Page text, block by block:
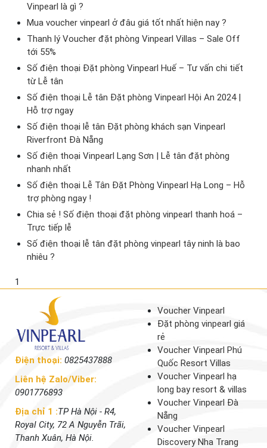
Vinpearl là gì ?
Mua voucher vinpearl ở đâu giá tốt nhất hiện nay ?
Thanh lý Voucher đặt phòng Vinpearl Villas – Sale Off
tới 55%
Số điện thoại Đặt phòng Vinpearl Huế – Tư vấn chi tiết
từ Lễ tân
Số điện thoại Lễ tân Đặt phòng Vinpearl Hội An 2024 |
Hỗ trợ ngay
Số điện thoại lễ tân Đặt phòng khách sạn Vinpearl
Riverfront Đà Nẵng
Số điện thoại Vinpearl Lạng Sơn | Lễ tân đặt phòng
nhanh nhất
Số điện thoại Lễ Tân Đặt Phòng Vinpearl Hạ Long – Hỗ
trợ phòng ngay !
Chia sẻ ! Số điện thoại đặt phòng vinpearl thanh hoá –
Trực tiếp lễ
Số điện thoại lễ tân đặt phòng vinpearl tây ninh là bao
nhiêu ?
1
Điện thoại: 0825437888
Liên hệ Zalo/Viber:
0901776893
Địa chỉ 1 :TP Hà Nội - R4,
Royal City, 72 A Nguyễn Trãi,
Thanh Xuân, Hà Nội.
Voucher Vinpearl
Đặt phòng vinpearl giá
rẻ
Voucher Vinpearl Phú
Quốc Resort Villas
Voucher Vinpearl hạ
long bay resort & villas
Voucher Vinpearl Đà
Nẵng
Voucher Vinpearl
Discovery Nha Trang